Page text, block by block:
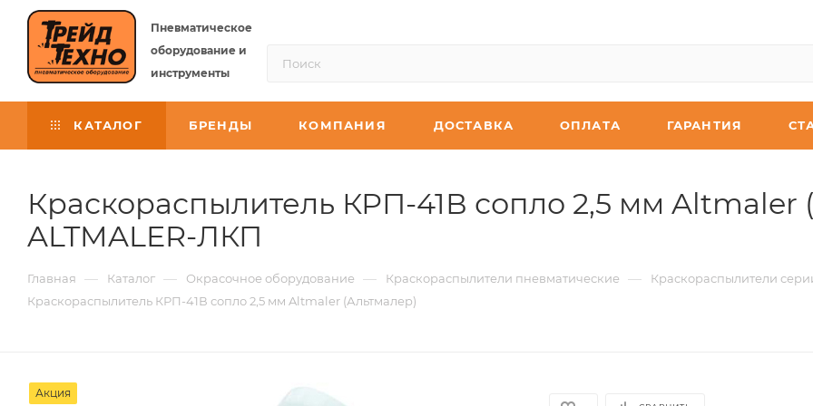
Пневматическое
оборудование и
инструменты
КАТАЛОГ БРЕНДЫ КОМПАНИЯ ДОСТАВКА ОПЛАТА ГАРАНТИЯ
Краскораспылитель КРП-41В сопло 2,5 мм Altmaler
ALTMALER-ЛКП
Главная — Каталог — Окрасочное оборудование — Краскораспылители пневматические —
Краскораспылители
Краскораспылитель КРП-41В сопло 2,5 мм Altmaler (Альтмалер)
Акция